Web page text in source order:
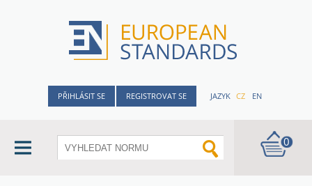
PŘIHLÁSIT SE REGISTROVAT SE JAZYK CZ EN
0